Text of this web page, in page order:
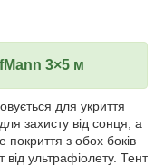
3×5 м
для укриття
захисту від сонця, а
покриття з обох боків
від ультрафіолету. Тент